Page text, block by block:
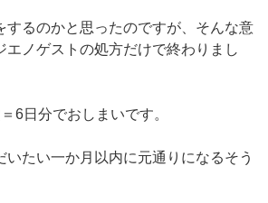
するのかと思ったのですが、そんな意
エノゲストの処方だけで終わりまし
6日分でおしまいです。
いたい一か月以内に元通りになるそう